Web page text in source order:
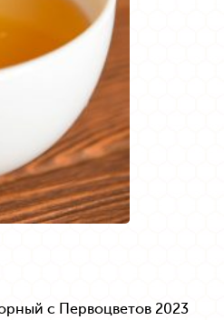
с Первоцветов 2023